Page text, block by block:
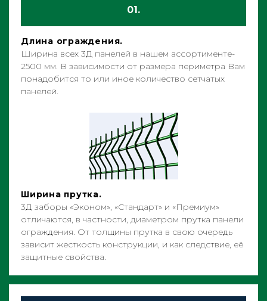
01.
Длина ограждения.
Ширина всех 3Д панелей в нашем ассортименте-
2500 мм. В зависимости от размера периметра Вам
понадобится то или иное количество сетчатых
панелей.
Ширина прутка.
3Д заборы «Эконом», «Стандарт» и «Премиум»
отличаются, в частности, диаметром прутка панели
ограждения. От толщины прутка в свою очередь
зависит жесткость конструкции, и как следствие, её
защитные свойства.